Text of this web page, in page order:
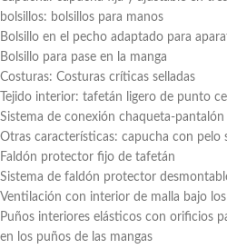
bolsillos: bolsillos para manos
Bolsillo en el pecho adaptado para
Bolsillo para pase en la manga
Costuras: Costuras críticas selladas
Tejido interior: tafetán ligero de punto
Sistema de conexión chaqueta-pantalón
Otras características: capucha con pelo
Faldón protector fijo de tafetán
Sistema de faldón protector
Ventilación con interior de malla bajo
Puños interiores elásticos con orificios
en los puños de las mangas